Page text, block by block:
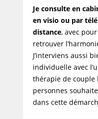
Je consulte en
en visio ou par
distance, avec
retrouver
J’interviens aussi
individuelle avec
thérapie de couple
personnes
dans cette